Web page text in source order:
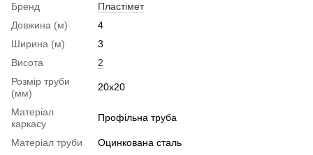
Бренд
Пластімет
Довжина (м)
4
Ширина (м)
3
Висота
2
Розмір труби
(мм)
20x20
Матеріал
каркасу
Профільна труба
Матеріал труби
Оцинкована сталь